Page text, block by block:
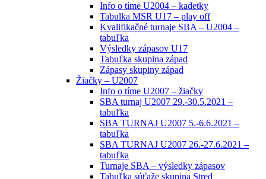
Info o tíme U2004 – kadetky
Tabulka MSR U17 – play off
Kvalifikačné turnaje SBA – U2004 –
tabuľka
Výsledky zápasov U17
Tabuľka skupina západ
Zápasy skupiny západ
Žiačky – U2007
Info o tíme U2007 – žiačky
SBA turnaj U2007 29.-30.5.2021 –
tabuľka
SBA TURNAJ U2007 5.-6.6.2021 –
tabuľka
SBA TURNAJ U2007 26.-27.6.2021 –
tabuľka
Turnaje SBA – výsledky zápasov
Tabuľka súťaže skupina Stred